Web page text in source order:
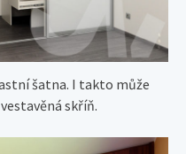
šatna. I takto může
skříň.